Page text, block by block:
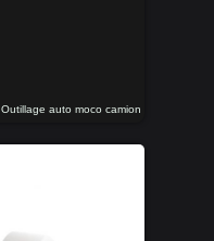
Outillage auto moco camion